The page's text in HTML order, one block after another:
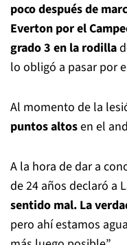
poco después de
Everton por el
grado 3 en la rodilla
lo obligó a pasar por
Al momento de la
puntos altosen el
A la hora de dar a
de 24 años declaró a
sentido mal. La
pero ahí estamos